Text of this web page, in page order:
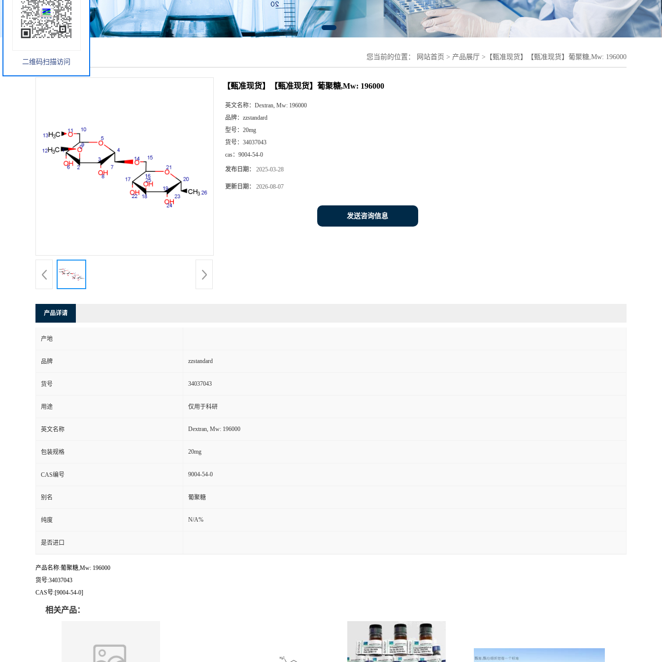
产品展厅 您当前的位置： 网站首页 > 产品展厅 > 【甄准现货】【甄准现货】葡聚糖,Mw: 196000
【甄准现货】【甄准现货】葡聚糖,Mw: 196000
英文名称： Dextran, Mw: 196000
品牌： zzstandard
型号： 20mg
货号： 34037043
cas： 9004-54-0
发布日期： 2025-03-28
更新日期： 2026-08-07
发送咨询信息
产品详请
产地
品牌 zzstandard
货号 34037043
用途 仅用于科研
英文名称 Dextran, Mw: 196000
包装规格 20mg
CAS编号 9004-54-0
别名 葡聚糖
纯度 N/A%
是否进口
产品名称:葡聚糖,Mw: 196000
货号:34037043
CAS号:[9004-54-0]
相关产品：
二维码扫描访问